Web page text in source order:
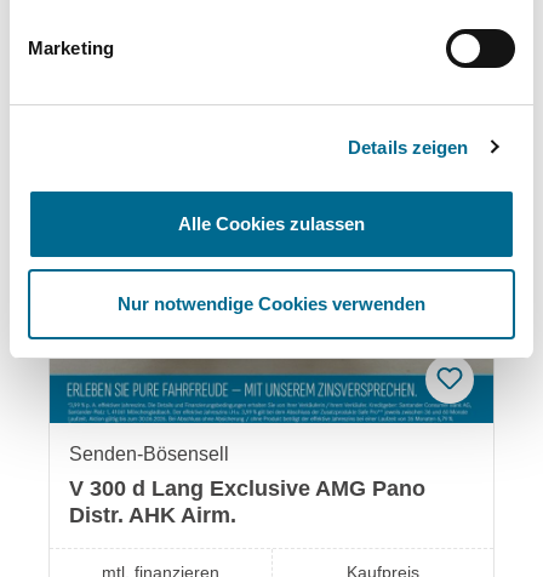
Marketing
Details zeigen
Alle Cookies zulassen
Nur notwendige Cookies verwenden
Das könnte Ihnen auch gefallen:
Produktgalerie überspringen
Senden-Bösensell
V 300 d Lang Exclusive AMG Pano
Distr. AHK Airm.
mtl. finanzieren Kaufpreis